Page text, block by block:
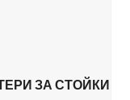
ЗА СТОЙКИ